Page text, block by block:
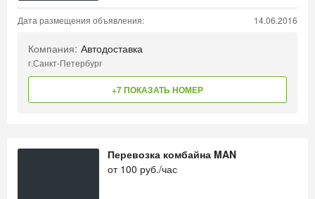
Дата размещения объявления: 14.06.2016
Компания: Автодоставка
г.Санкт-Петербург
+7 ПОКАЗАТЬ НОМЕР
Перевозка комбайна MAN
от 100 руб./час